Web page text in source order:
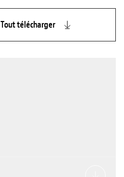
Tout télécharger